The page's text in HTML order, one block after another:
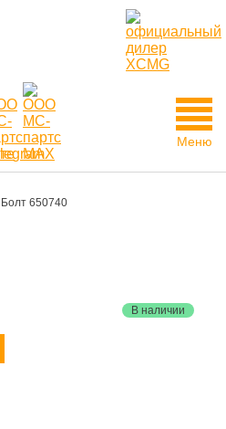
Меню
Болт 650740
В наличии